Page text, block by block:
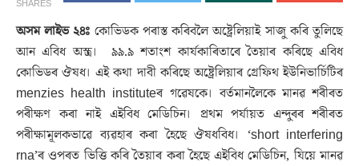
SHARES
অসম লাইভ ২৪ঃ কোভিডক পৰাস্ত কৰিবলৈ অষ্ট্ৰেলিয়াই সাজু কৰি তুলিছে
আন এবিধ অস্ত্ৰ। ৯৯.৯ শতাংশ কাৰ্যকাৰিতাৰে তৈয়াৰ কৰিছে এবিধ
কোভিডৰ ঔষধ। এই কথা দাবী কৰিছে অষ্ট্ৰেলিয়াৰ গ্ৰেফিথ ইউনিভাৰ্চিটিৰ
menzies health instituteৰ গৱেষকে। বৰ্তমানলৈকে মানৱ শৰীৰত
পৰীক্ষণ কৰা নাই এইবিধ মেডিচিন। প্ৰথম পৰ্যায়ত এন্দুৰৰ শৰীৰত
পৰীক্ষামূলকভাৱে ব্যৱহাৰ কৰা হৈছে ঔষধবিধ। ‘short interfering
rna’ৰ ওপৰত ভিত্তি কৰি তৈয়াৰ কৰা হৈছে এইবিধ মেডিচিন, যিয়ে মানৱ